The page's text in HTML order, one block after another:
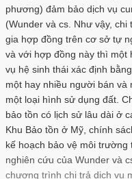
phương) đảm bảo dịch vụ
(Wunder và cs. Như vậy,
gia hợp đồng trên cơ sở tự
và với hợp đồng này thì một
vụ hệ sinh thái xác định
một hay nhiều người bán
một loại hình sử dụng đất.
bảo tồn có lịch sử lâu dài ở
Khu Bảo tồn ở Mỹ, chính
kế hoạch bảo vệ môi
nghiên cứu của Wunder và
chương trình chi trả dịch vụ